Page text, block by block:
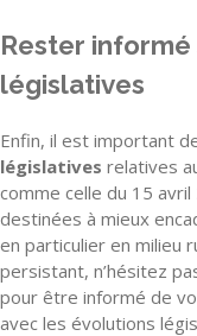
Rester
législatives
Enfin, il est important
législatives relatives
comme celle du 15
destinées à mieux
en particulier en milieu
persistant, n’hésitez
pour être informé de
avec les évolutions